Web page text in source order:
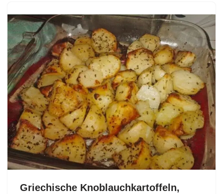
Griechische Knoblauchkartoffeln,